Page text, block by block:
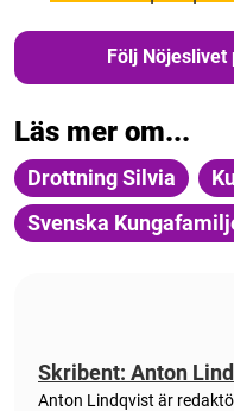
Följ Nöjeslivet
Läs mer om...
Drottning Silvia
Svenska
Skribent: Anton
Anton Lindqvist är